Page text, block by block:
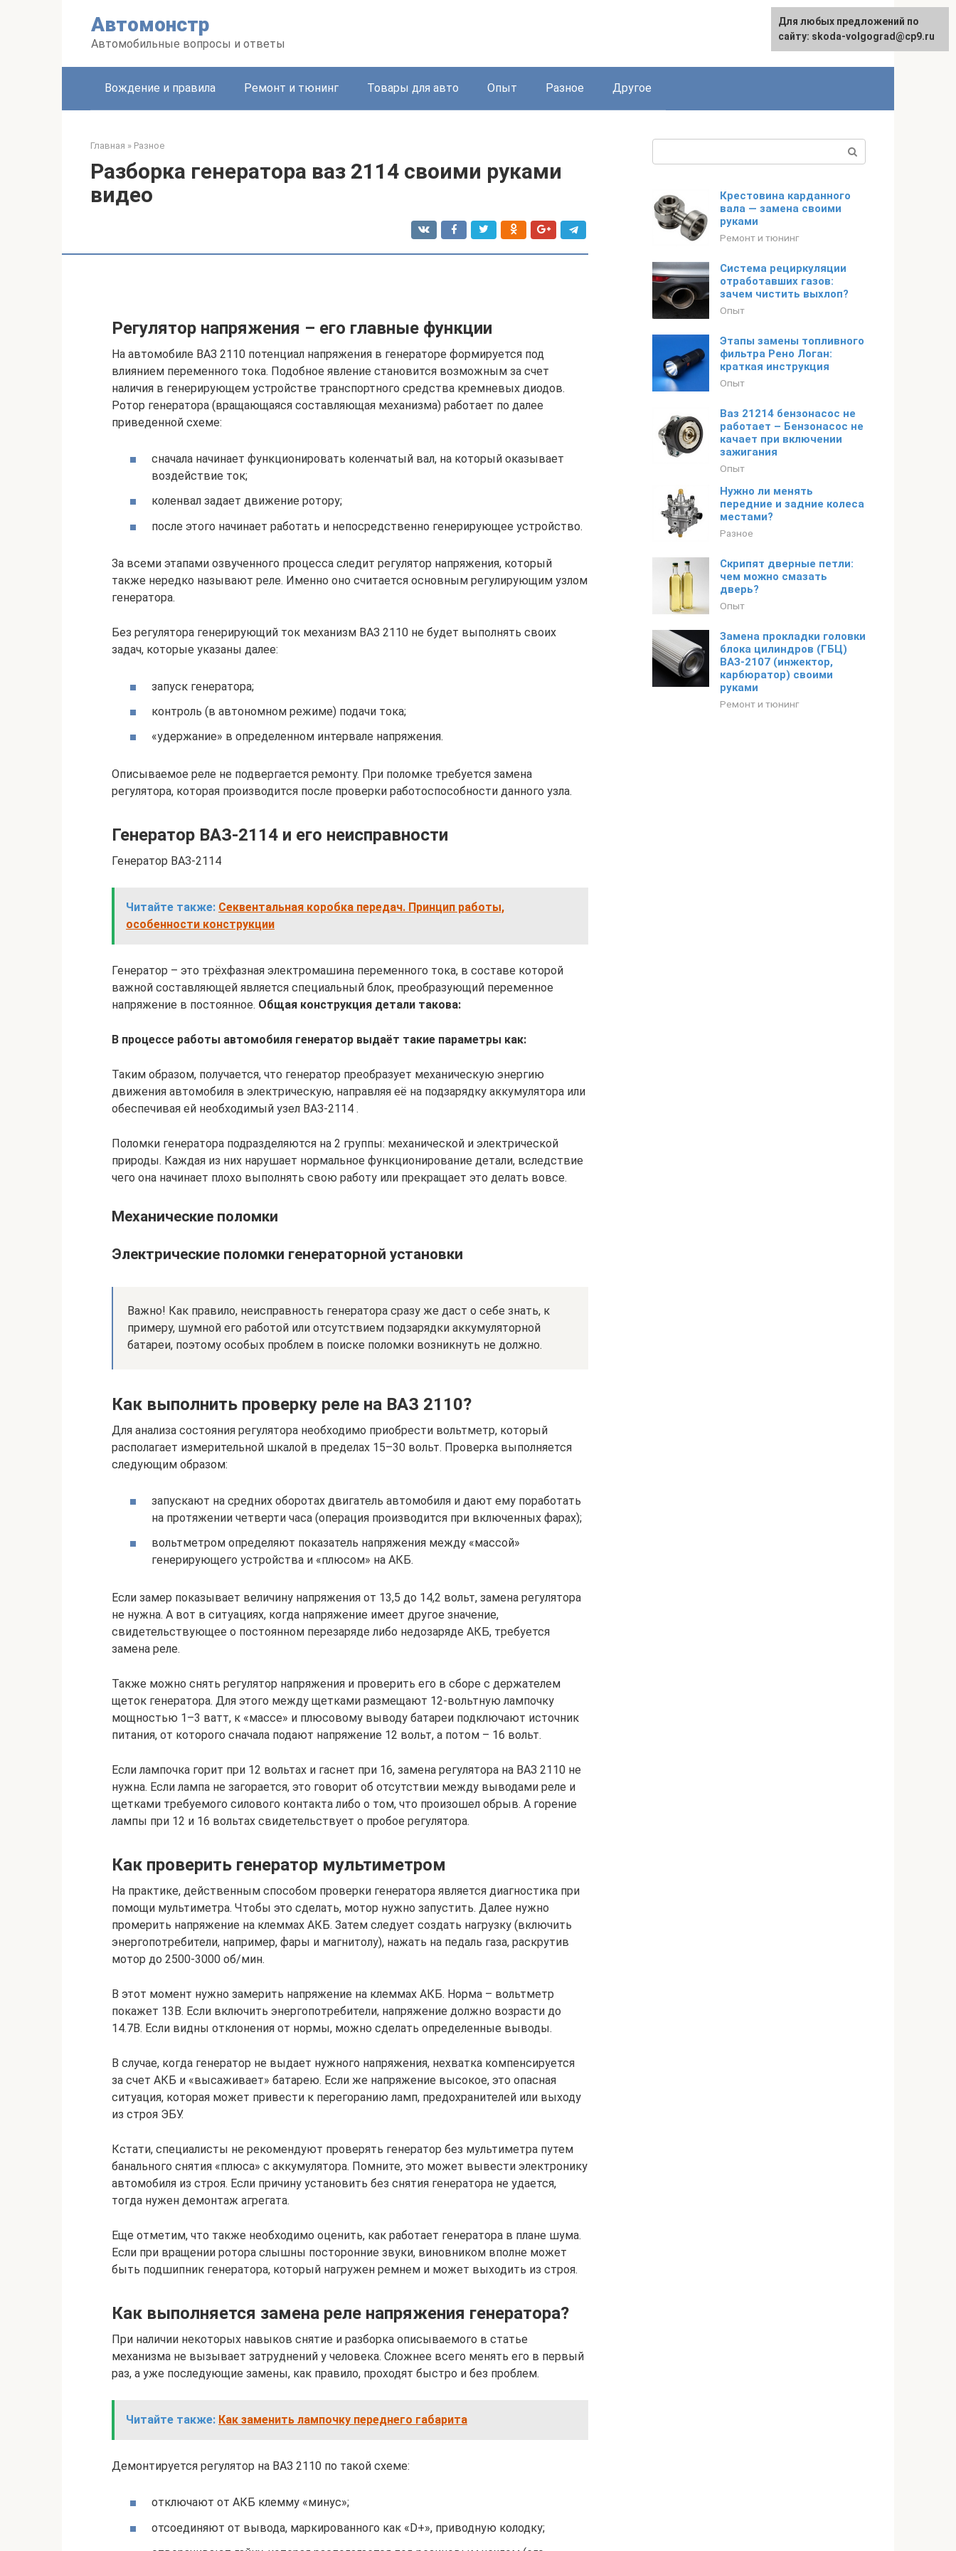
Автомонстр
Автомобильные вопросы и ответы
Вождение и правила Ремонт и тюнинг Товары для авто Опыт Разное Другое
Главная » Разное
Разборка генератора ваз 2114 своими руками
видео
Регулятор напряжения – его главные функции
На автомобиле ВАЗ 2110 потенциал напряжения в генераторе формируется под
влиянием переменного тока. Подобное явление становится возможным за счет
наличия в генерирующем устройстве транспортного средства кремневых диодов.
Ротор генератора (вращающаяся составляющая механизма) работает по далее
приведенной схеме:
сначала начинает функционировать коленчатый вал, на который оказывает
воздействие ток;
коленвал задает движение ротору;
после этого начинает работать и непосредственно генерирующее устройство.
За всеми этапами озвученного процесса следит регулятор напряжения, который
также нередко называют реле. Именно оно считается основным регулирующим узлом
генератора.
Без регулятора генерирующий ток механизм ВАЗ 2110 не будет выполнять своих
задач, которые указаны далее:
запуск генератора;
контроль (в автономном режиме) подачи тока;
«удержание» в определенном интервале напряжения.
Описываемое реле не подвергается ремонту. При поломке требуется замена
регулятора, которая производится после проверки работоспособности данного узла.
Генератор ВАЗ-2114 и его неисправности
Генератор ВАЗ-2114
Читайте также: Секвентальная коробка передач. Принцип работы,
особенности конструкции
Генератор – это трёхфазная электромашина переменного тока, в составе которой
важной составляющей является специальный блок, преобразующий переменное
напряжение в постоянное. Общая конструкция детали такова:
В процессе работы автомобиля генератор выдаёт такие параметры как:
Таким образом, получается, что генератор преобразует механическую энергию
движения автомобиля в электрическую, направляя её на подзарядку аккумулятора или
обеспечивая ей необходимый узел ВАЗ-2114 .
Поломки генератора подразделяются на 2 группы: механической и электрической
природы. Каждая из них нарушает нормальное функционирование детали, вследствие
чего она начинает плохо выполнять свою работу или прекращает это делать вовсе.
Механические поломки
Электрические поломки генераторной установки
Важно! Как правило, неисправность генератора сразу же даст о себе знать, к
примеру, шумной его работой или отсутствием подзарядки аккумуляторной
батареи, поэтому особых проблем в поиске поломки возникнуть не должно.
Как выполнить проверку реле на ВАЗ 2110?
Для анализа состояния регулятора необходимо приобрести вольтметр, который
располагает измерительной шкалой в пределах 15–30 вольт. Проверка выполняется
следующим образом:
запускают на средних оборотах двигатель автомобиля и дают ему поработать
на протяжении четверти часа (операция производится при включенных фарах);
вольтметром определяют показатель напряжения между «массой»
генерирующего устройства и «плюсом» на АКБ.
Если замер показывает величину напряжения от 13,5 до 14,2 вольт, замена регулятора
не нужна. А вот в ситуациях, когда напряжение имеет другое значение,
свидетельствующее о постоянном перезаряде либо недозаряде АКБ, требуется
замена реле.
Также можно снять регулятор напряжения и проверить его в сборе с держателем
щеток генератора. Для этого между щетками размещают 12-вольтную лампочку
мощностью 1–3 ватт, к «массе» и плюсовому выводу батареи подключают источник
питания, от которого сначала подают напряжение 12 вольт, а потом – 16 вольт.
Если лампочка горит при 12 вольтах и гаснет при 16, замена регулятора на ВАЗ 2110 не
нужна. Если лампа не загорается, это говорит об отсутствии между выводами реле и
щетками требуемого силового контакта либо о том, что произошел обрыв. А горение
лампы при 12 и 16 вольтах свидетельствует о пробое регулятора.
Как проверить генератор мультиметром
На практике, действенным способом проверки генератора является диагностика при
помощи мультиметра. Чтобы это сделать, мотор нужно запустить. Далее нужно
промерить напряжение на клеммах АКБ. Затем следует создать нагрузку (включить
энергопотребители, например, фары и магнитолу), нажать на педаль газа, раскрутив
мотор до 2500-3000 об/мин.
В этот момент нужно замерить напряжение на клеммах АКБ. Норма – вольтметр
покажет 13В. Если включить энергопотребители, напряжение должно возрасти до
14.7В. Если видны отклонения от нормы, можно сделать определенные выводы.
В случае, когда генератор не выдает нужного напряжения, нехватка компенсируется
за счет АКБ и «высаживает» батарею. Если же напряжение высокое, это опасная
ситуация, которая может привести к перегоранию ламп, предохранителей или выходу
из строя ЭБУ.
Кстати, специалисты не рекомендуют проверять генератор без мультиметра путем
банального снятия «плюса» с аккумулятора. Помните, это может вывести электронику
автомобиля из строя. Если причину установить без снятия генератора не удается,
тогда нужен демонтаж агрегата.
Еще отметим, что также необходимо оценить, как работает генератора в плане шума.
Если при вращении ротора слышны посторонние звуки, виновником вполне может
быть подшипник генератора, который нагружен ремнем и может выходить из строя.
Как выполняется замена реле напряжения генератора?
При наличии некоторых навыков снятие и разборка описываемого в статье
механизма не вызывает затруднений у человека. Сложнее всего менять его в первый
раз, а уже последующие замены, как правило, проходят быстро и без проблем.
Читайте также: Как заменить лампочку переднего габарита
Демонтируется регулятор на ВАЗ 2110 по такой схеме:
отключают от АКБ клемму «минус»;
отсоединяют от вывода, маркированного как «D+», приводную колодку;
Крестовина карданного
вала — замена своими
руками
Ремонт и тюнинг
Система рециркуляции
отработавших газов:
зачем чистить выхлоп?
Опыт
Этапы замены топливного
фильтра Рено Логан:
краткая инструкция
Опыт
Ваз 21214 бензонасос не
работает – Бензонасос не
качает при включении
зажигания
Опыт
Нужно ли менять
передние и задние колеса
местами?
Разное
Скрипят дверные петли:
чем можно смазать
дверь?
Опыт
Замена прокладки головки
блока цилиндров (ГБЦ)
ВАЗ-2107 (инжектор,
карбюратор) своими
руками
Ремонт и тюнинг
Для любых предложений по
сайту: skoda-volgograd@cp9.ru